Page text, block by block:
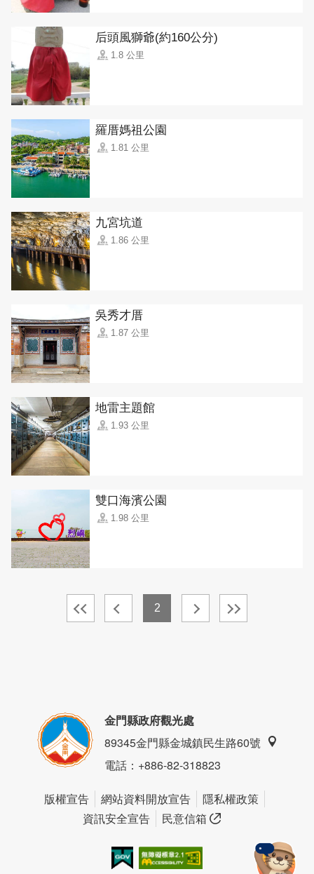
后頭風獅爺(約160公分)
1.8 公里
羅厝媽祖公園
1.81 公里
九宮坑道
1.86 公里
吳秀才厝
1.87 公里
地雷主題館
1.93 公里
雙口海濱公園
1.98 公里
2
金門縣政府觀光處
89345金門縣金城鎮民生路60號
電話：+886-82-318823
版權宣告 網站資料開放宣告
隱私權政策
資訊安全宣告
民意信箱